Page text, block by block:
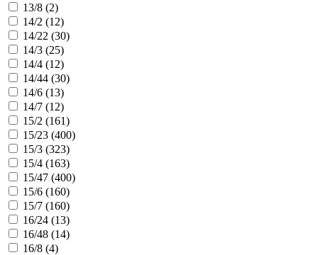
13/8 (2)
14/2 (12)
14/22 (30)
14/3 (25)
14/4 (12)
14/44 (30)
14/6 (13)
14/7 (12)
15/2 (161)
15/23 (400)
15/3 (323)
15/4 (163)
15/47 (400)
15/6 (160)
15/7 (160)
16/24 (13)
16/48 (14)
16/8 (4)